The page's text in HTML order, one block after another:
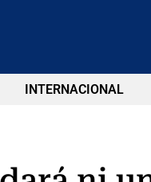
INTERNACIONAL